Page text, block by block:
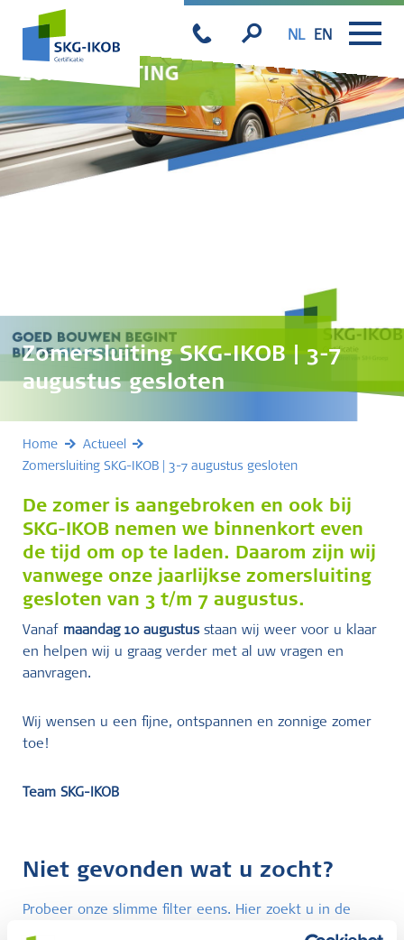
NL EN
Zomersluiting SKG-IKOB | 3-7
augustus gesloten
Home
Actueel
Zomersluiting SKG-IKOB | 3-7 augustus gesloten
De zomer is aangebroken en ook bij
SKG-IKOB nemen we binnenkort even
de tijd om op te laden. Daarom zijn wij
vanwege onze jaarlijkse zomersluiting
gesloten van 3 t/m 7 augustus.
Vanaf maandag 10 augustusstaan wij weer voor u klaar
en helpen wij u graag verder met al uw vragen en
aanvragen.
Wij wensen u een fijne, ontspannen en zonnige zomer
toe!
Team SKG-IKOB
Niet gevonden wat u zocht?
Probeer onze slimme filter eens. Hier zoekt u in de
website op elk gewenst onderwerp en komt u te